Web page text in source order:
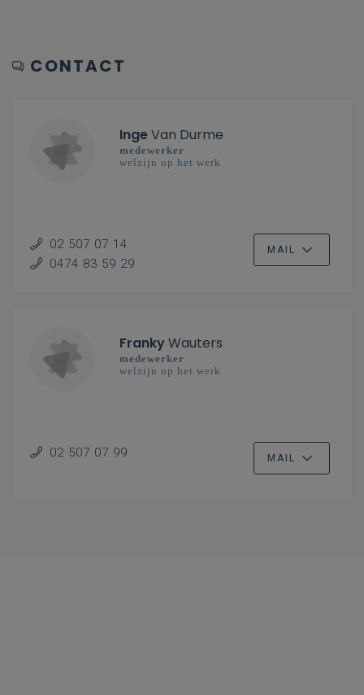
CONTACT
IngeVan Durme
medewerker
welzijn op het werk
02 507 07 14
0474 83 59 29
MAIL
FrankyWauters
medewerker
welzijn op het werk
02 507 07 99 MAIL